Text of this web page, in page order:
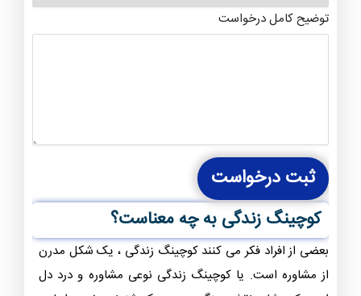
توضیح کامل درخواست
ثبت درخواست
کوچینگ زندگی به چه معناست؟
بعضی از افراد فکر می کنند کوچینگ زندگی ، یک شکل مدرن
از مشاوره است. یا کوچینگ زندگی نوعی مشاوره و درد دل